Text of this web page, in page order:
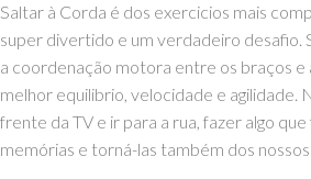
Saltar à Corda é dos exercicios mais
super divertido e um verdadeiro desafio.
a coordenação motora entre os braços e
melhor equilibrio, velocidade e agilidade.
frente da TV e ir para a rua, fazer algo
memórias e torná-las também dos nossos